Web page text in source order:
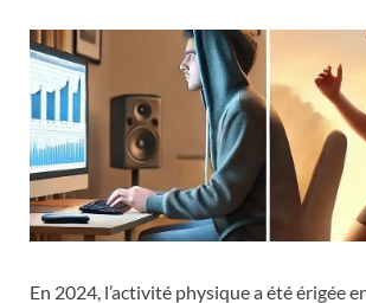
En 2024, l’activité physique a été érigée